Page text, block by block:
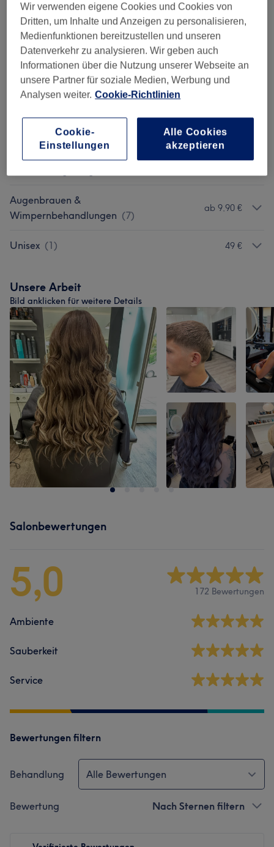
Damen - CUT (11) ab 40 €
Damen - COLORATION (26) ab 43 €
Kinder - Haarschnitte & Stylings (2) ab 23 €
Komplett Pakete (1 ) ab 85,10 €
Augenbrauen &
Wimpernbehandlungen (7)
ab 9,90 €
Unisex (1) 49 €
Unsere Arbeit
Bild anklicken für weitere Details
Salonbewertungen
5,0 172 Bewertungen
Ambiente
Sauberkeit
Service
Bewertungen filtern
Behandlung Alle Bewertungen
Bewertung Nach Sternen filtern
Wir verwenden eigene Cookies und Cookies von
Dritten, um Inhalte und Anzeigen zu personalisieren,
Medienfunktionen bereitzustellen und unseren
Datenverkehr zu analysieren. Wir geben auch
Informationen über die Nutzung unserer Webseite an
unsere Partner für soziale Medien, Werbung und
Analysen weiter. Cookie-Richtlinien
Alle Cookies
akzeptieren
Cookie-
Einstellungen